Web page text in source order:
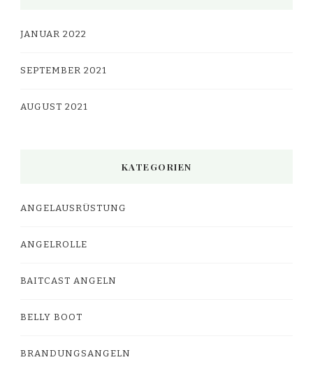
JANUAR 2022
SEPTEMBER 2021
AUGUST 2021
KATEGORIEN
ANGELAUSRÜSTUNG
ANGELROLLE
BAITCAST ANGELN
BELLY BOOT
BRANDUNGSANGELN